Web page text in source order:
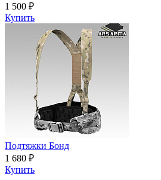
1 500 ₽
Купить
Подтяжки Бонд
1 680 ₽
Купить